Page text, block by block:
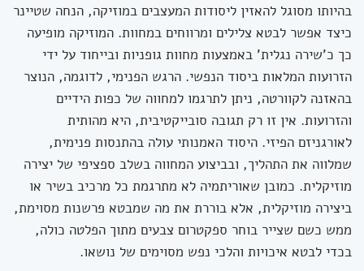
בהיותו מסוגל להאזין ליסודות המעצבים במוזיקה, הנחה שטיינר
כיצד אפשר לבטא צלילים ומרווחים במחוות. המוזיקה מופיעה
כך כ'שירה נגלית' באמצעות מחוות גופניות ובייחוד על ידי
הזרועות המלאות ביסוד הנפשי. הרגש הפנימי, לדוגמה, הנוצר
בהאזנה לקוורטה, ניתן לתרגמו למחווה של כפות הידיים
והזרועות. אין זו רק תגובה סובייקטיבית, היא מהותית
לאורגניזם הפיזי. היסוד האמנותי עולה בהתנסות פנימית,
שמלווה את התהליך, ובביצוע המחווה בשלב ספציפי של יצירה
מוזיקלית. כמובן שאוריתמיה לא מתרגמת כל מרכיב בשיר או
ביצירה מוזיקלית, אלא בוררת את מה שמבטא פרשנות מסוימת,
ממש כשם שצייר בוחר ספקטרום צבעים מתוך הפלטה כולה,
בכדי לבטא איכויות והלכי נפש מסוימים של נושאו.